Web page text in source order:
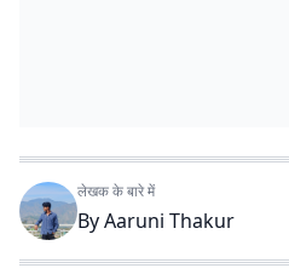
लेखक के बारे में
ByAaruni Thakur